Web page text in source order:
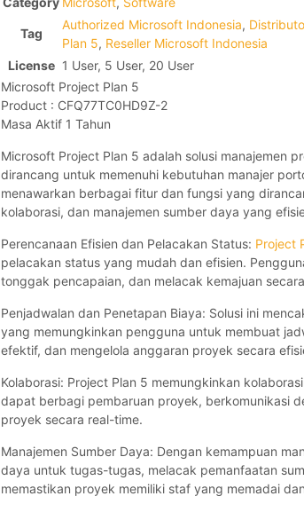
Tag
Authorized Microsoft Indonesia,
Plan 5, Reseller Microsoft Indonesia
License 1 User, 5 User, 20 User
Microsoft Project Plan 5
Product : CFQ77TC0HD9Z-2
Masa Aktif 1 Tahun
Microsoft Project Plan 5 adalah solusi manajemen
dirancang untuk memenuhi kebutuhan manajer
menawarkan berbagai fitur dan fungsi yang
kolaborasi, dan manajemen sumber daya yang
Perencanaan Efisien dan Pelacakan Status: Project
pelacakan status yang mudah dan efisien.
tonggak pencapaian, dan melacak kemajuan
Penjadwalan dan Penetapan Biaya: Solusi ini
yang memungkinkan pengguna untuk membuat
efektif, dan mengelola anggaran proyek secara
Kolaborasi: Project Plan 5 memungkinkan
dapat berbagi pembaruan proyek, berkomunikasi
proyek secara real-time.
Manajemen Sumber Daya: Dengan kemampuan
daya untuk tugas-tugas, melacak pemanfaatan
memastikan proyek memiliki staf yang memadai